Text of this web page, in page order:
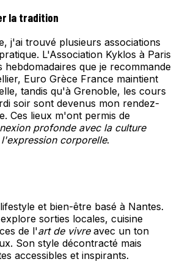
la tradition
j'ai trouvé plusieurs associations
L'Association Kyklos à Paris
hebdomadaires que je recommande
Euro Grèce France maintient
tandis qu'à Grenoble, les cours
soir sont devenus mon rendez-
Ces lieux m'ont permis de
profonde avec la culture
corporelle.
et bien-être basé à Nantes.
sorties locales, cuisine
de l'art de vivreavec un ton
Son style décontracté mais
accessibles et inspirants.